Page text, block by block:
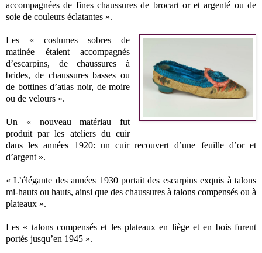
accompagnées de fines chaussures de brocart or et argenté ou de
soie de couleurs éclatantes ».
Les « costumes sobres de
matinée étaient accompagnés
d’escarpins, de chaussures à
brides, de chaussures basses ou
de bottines d’atlas noir, de moire
ou de velours ».
Un « nouveau matériau fut
produit par les ateliers du cuir
dans les années 1920: un cuir recouvert d’une feuille d’or et
d’argent ».
« L’élégante des années 1930 portait des escarpins exquis à talons
mi-hauts ou hauts, ainsi que des chaussures à talons compensés ou à
plateaux ».
Les « talons compensés et les plateaux en liège et en bois furent
portés jusqu’en 1945 ».